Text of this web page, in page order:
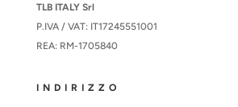
TLB ITALY Srl
P.IVA / VAT: IT17245551001
REA: RM-1705840
INDIRIZZO